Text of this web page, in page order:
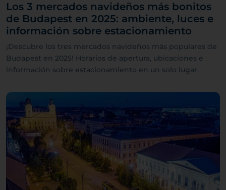
Los 3 mercados navideños más bonitos
de Budapest en 2025: ambiente, luces e
información sobre estacionamiento
¡Descubre los tres mercados navideños más populares de
Budapest en 2025! Horarios de apertura, ubicaciones e
información sobre estacionamiento en un solo lugar.